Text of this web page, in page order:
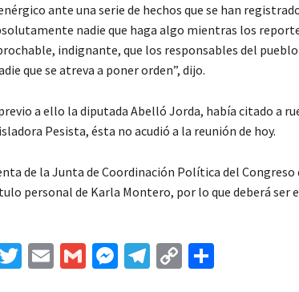
ante una serie de hechos que se han
nadie que haga algo mientras los
indignante, que los responsables del
que se atreva a poner orden”, dijo.
a ello la diputada Abelló Jorda, había citado a
Pesista, ésta no acudió a la reunión de hoy.
de la Junta de Coordinación Política del
personal de Karla Montero, por lo que deberá ser
T
E
G
M Te C